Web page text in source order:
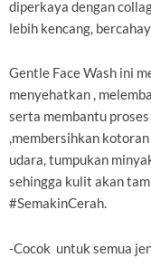
diperkaya dengan
lebih kencang,
Gentle Face Wash ini
menyehatkan ,
serta membantu
,membersihkan
udara, tumpukan
sehingga kulit akan
#SemakinCerah.
-Cocok untuk semua